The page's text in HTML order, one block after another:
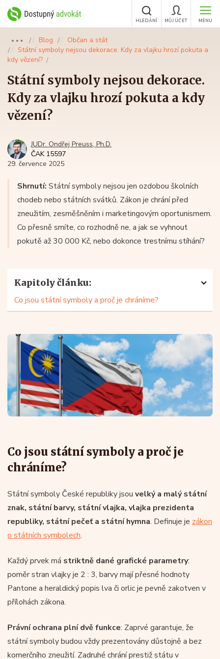
MENU
MŮJ ÚČET
HLEDÁNÍ
●●● Blog
Občan a stát
Státní symboly nejsou dekorace. Kdy za vlajku hrozí pokuta a
kdy vězení?
Státní symboly nejsou dekorace.
Kdy za vlajku hrozí pokuta a kdy
vězení?
JUDr. Ondřej Preuss, Ph.D.
ČAK 15597
29. července 2025
Shrnutí: Státní symboly nejsou jen ozdobou školních
chodeb nebo státních svátků. Zákon je chrání před
zneužitím, zesměšněním i marketingovým oportunismem.
Co přesně smíte, co rozhodně ne, a jak se vyhnout
pokutě až 30 000 Kč, nebo dokonce trestnímu stíhání?
Kapitoly článku:
Co jsou státní symboly a proč je chráníme?
Co jsou státní symboly a proč je
chráníme?
Státní symboly České republiky jsou velký a malý státní
znak, státní barvy, státní vlajka, vlajka prezidenta
republiky, státní pečeť a státní hymna. Definuje je zákon
o státních symbolech.
Každý prvek má striktně dané grafické parametry:
poměr stran vlajky je 2 : 3, barvy mají přesné hodnoty
Pantone a heraldický popis lva či orlic je pevně zakotven v
přílohách zákona.
Právní ochrana plní dvě funkce: Zaprvé garantuje, že
státní symboly budou vždy prezentovány důstojně a bez
komerčního zneužití. Zadruhé chrání prestiž státu v